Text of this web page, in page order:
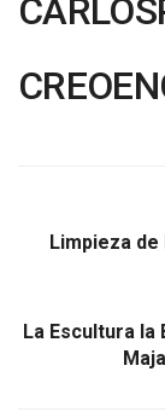
Limpieza de
La Escultura la